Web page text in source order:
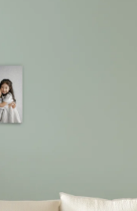
zählt.
bewerten uns mit
aller Länder, in